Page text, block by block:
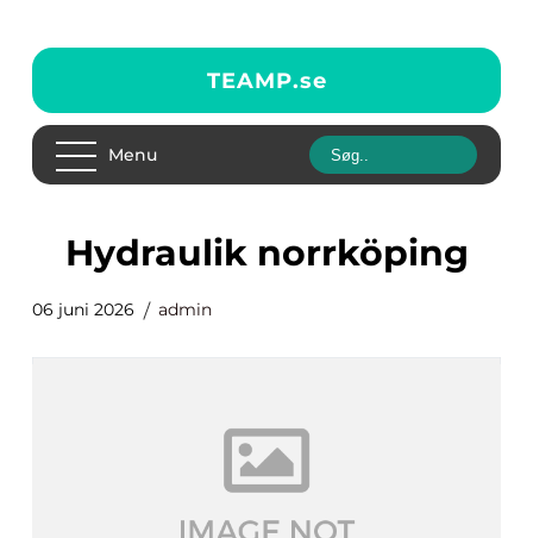
TEAMP.se
Menu
hydraulik norrköping
06 juni 2026 admin